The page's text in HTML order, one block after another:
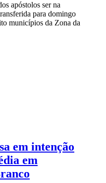
apóstolos ser na
para domingo
municípios da Zona da
em intenção
em